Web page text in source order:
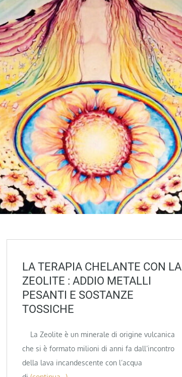
LA TERAPIA CHELANTE CON LA
ZEOLITE : ADDIO METALLI
PESANTI E SOSTANZE
TOSSICHE
La Zeolite è un minerale di origine vulcanica
che si è formato milioni di anni fa dall’incontro
della lava incandescente con l’acqua